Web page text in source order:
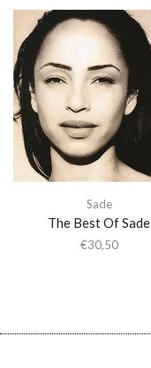
Sade
The Best Of Sade
€30,50